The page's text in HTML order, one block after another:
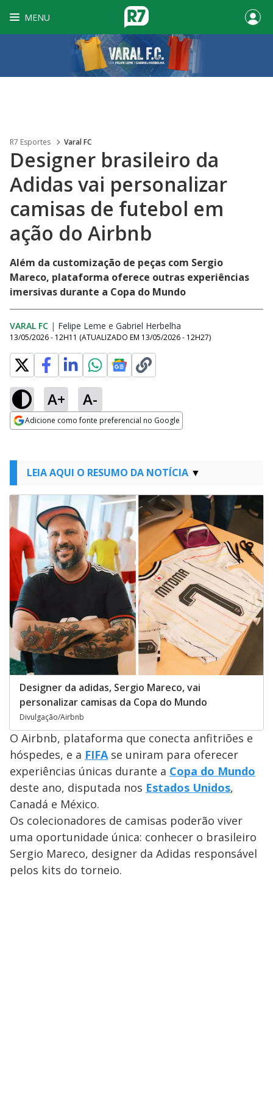
MENU
R7 Esportes Varal FC
Designer brasileiro da
Adidas vai personalizar
camisas de futebol em
ação do Airbnb
Além da customização de peças com Sergio
Mareco, plataforma oferece outras experiências
imersivas durante a Copa do Mundo
VARAL FC | Felipe Leme Opens in new window
e Gabriel Herbelha
13/05/2026 - 12H11 (ATUALIZADO EM 13/05/2026 - 12H27)
A+ A-
Adicione como fonte preferencial no Google
LEIA AQUI O RESUMO DA NOTÍCIA
Designer da adidas, Sergio Mareco, vai
personalizar camisas da Copa do Mundo
Divulgação/Airbnb
O Airbnb, plataforma que conecta anfitriões e
hóspedes, e a FIFA se uniram para oferecer
experiências únicas durante a Copa do Mundo
deste ano, disputada nos Estados Unidos,
Canadá e México.
Os colecionadores de camisas poderão viver
uma oportunidade única: conhecer o brasileiro
Sergio Mareco, designer da Adidas responsável
pelos kits do torneio.